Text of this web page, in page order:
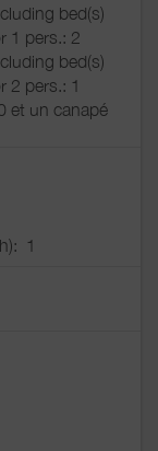
bed(s)
1 pers.: 2
bed(s)
2 pers.: 1
et un canapé
1